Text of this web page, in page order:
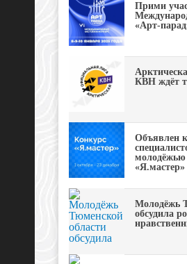
Прими
«Арт-
КВН ждёт
Объявлен
молодёжью
«Я.мастер»
Молодёжь
обсудила